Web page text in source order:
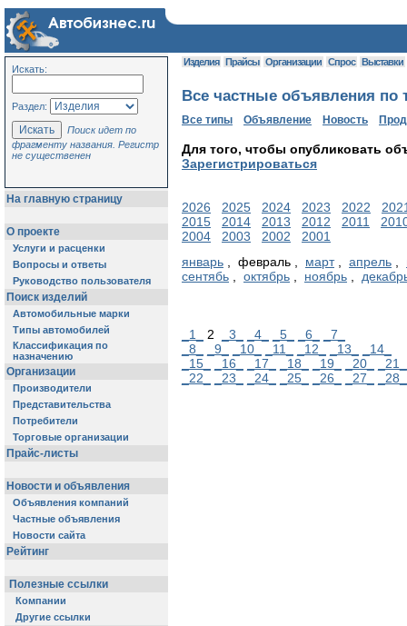
Искать:
Раздел:
Поиск идет по
фрагменту названия. Регистр
не существенен
На главную страницу
О проекте
Услуги и расценки
Вопросы и ответы
Руководство пользователя
Поиск изделий
Автомобильные марки
Типы автомобилей
Классификация по
назначению
Организации
Производители
Представительства
Потребители
Торговые организации
Прайс-листы
Новости и объявления
Объявления компаний
Частные объявления
Новости сайта
Рейтинг
Полезные ссылки
Компании
Другие ссылки
Изделия Прайсы Организации Спрос Выставки
Все частные объявления по
Все типы Объявление Новость
Для того, чтобы опубликовать
Зарегистрироваться
2026 2025 2024 2023 2022
2015
2014 2013 2012 2011
2004
2003 2002
2001
январь , февраль , март, апрель ,
сентябь , октябрь , ноябрь ,
_1_ 2 _3_ _4_ _5_ _6_
_7_
_8_
_9_ _10_ _11_ _12_ _13_
_14_
_15_
_16_ _17_ _18_ _19_ _20_
_21_
_22_
_23_ _24_ _25_ _26_ _27_ _28_